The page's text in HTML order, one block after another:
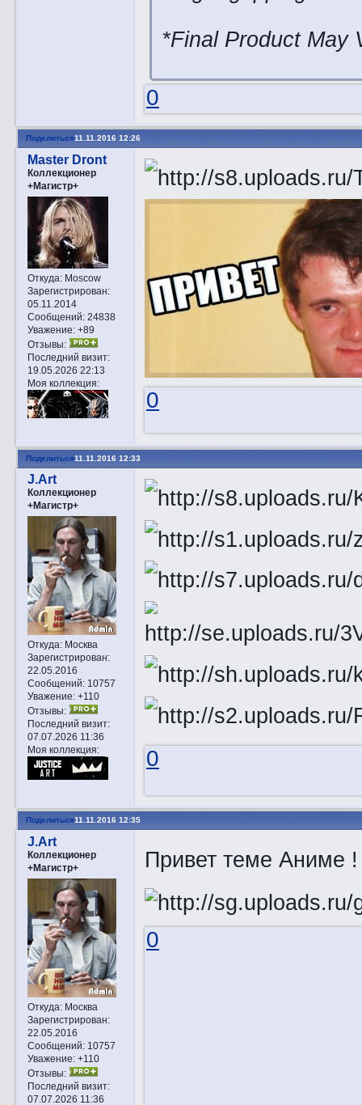
*Final Product May
0
Поделиться11.11.2016 12:26
Master Dront
Коллекционер
+Магистр+
Откуда:Moscow
Зарегистрирован:
05.11.2014
Сообщений:24838
Уважение: +89
Отзывы:
Последний визит:
19.05.2026 22:13
Моя коллекция:
0
Поделиться11.11.2016 12:33
J.Art
Коллекционер
+Магистр+
Откуда:Москва
Зарегистрирован:
22.05.2016
Сообщений:10757
Уважение: +110
Отзывы:
Последний визит:
07.07.2026 11:36
Моя коллекция:
0
Поделиться11.11.2016 12:35
J.Art
Коллекционер
+Магистр+
Откуда:Москва
Зарегистрирован:
22.05.2016
Сообщений:10757
Уважение: +110
Отзывы:
Последний визит:
07.07.2026 11:36
Привет теме
0